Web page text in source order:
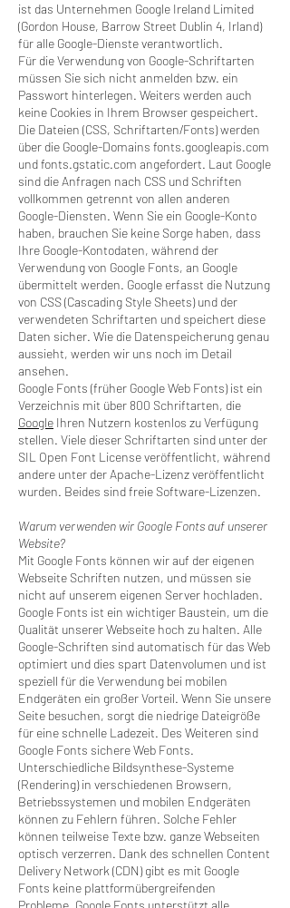
ist das Unternehmen Google Ireland Limited
(Gordon House, Barrow Street Dublin 4, Irland)
für alle Google-Dienste verantwortlich.
Für die Verwendung von Google-Schriftarten
müssen Sie sich nicht anmelden bzw. ein
Passwort hinterlegen. Weiters werden auch
keine Cookies in Ihrem Browser gespeichert.
Die Dateien (CSS, Schriftarten/Fonts) werden
über die Google-Domains fonts.googleapis.com
und fonts.gstatic.com angefordert. Laut Google
sind die Anfragen nach CSS und Schriften
vollkommen getrennt von allen anderen
Google-Diensten. Wenn Sie ein Google-Konto
haben, brauchen Sie keine Sorge haben, dass
Ihre Google-Kontodaten, während der
Verwendung von Google Fonts, an Google
übermittelt werden. Google erfasst die Nutzung
von CSS (Cascading Style Sheets) und der
verwendeten Schriftarten und speichert diese
Daten sicher. Wie die Datenspeicherung genau
aussieht, werden wir uns noch im Detail
ansehen.
Google Fonts (früher Google Web Fonts) ist ein
Verzeichnis mit über 800 Schriftarten, die
Google Ihren Nutzern kostenlos zu Verfügung
stellen. Viele dieser Schriftarten sind unter der
SIL Open Font License veröffentlicht, während
andere unter der Apache-Lizenz veröffentlicht
wurden. Beides sind freie Software-Lizenzen.
Warum verwenden wir Google Fonts auf unserer
Website?
Mit Google Fonts können wir auf der eigenen
Webseite Schriften nutzen, und müssen sie
nicht auf unserem eigenen Server hochladen.
Google Fonts ist ein wichtiger Baustein, um die
Qualität unserer Webseite hoch zu halten. Alle
Google-Schriften sind automatisch für das Web
optimiert und dies spart Datenvolumen und ist
speziell für die Verwendung bei mobilen
Endgeräten ein großer Vorteil. Wenn Sie unsere
Seite besuchen, sorgt die niedrige Dateigröße
für eine schnelle Ladezeit. Des Weiteren sind
Google Fonts sichere Web Fonts.
Unterschiedliche Bildsynthese-Systeme
(Rendering) in verschiedenen Browsern,
Betriebssystemen und mobilen Endgeräten
können zu Fehlern führen. Solche Fehler
können teilweise Texte bzw. ganze Webseiten
optisch verzerren. Dank des schnellen Content
Delivery Network (CDN) gibt es mit Google
Fonts keine plattformübergreifenden
Probleme. Google Fonts unterstützt alle